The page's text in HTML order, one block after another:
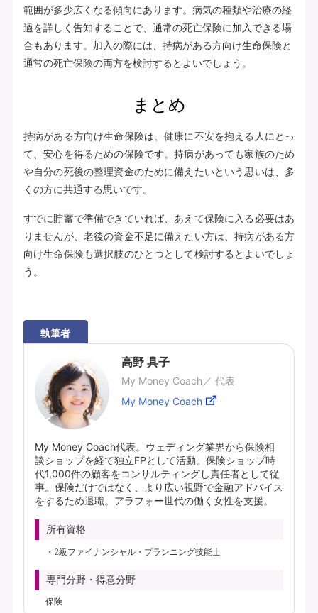
範囲が多少広くなる傾向にあります。病気の種類や治療の経
過を詳しく告知することで、通常の死亡保険に加入できる場
合もあります。加入の際には、持病がある方向け生命保険と
通常の死亡保険の両方を検討するとよいでしょう。
まとめ
持病がある方向け生命保険は、健康に不安を抱える人にとっ
て、安心を得るための保険です。持病があっても家族のため
や自分の死後の整理資金のために備えたいという思いは、多
くの方に共通する思いです。
すでに貯蓄で準備できていれば、あえて保険に入る必要はあ
りませんが、老後の資金不足に備えたい方は、持病がある方
向け生命保険も選択肢のひとつとして検討するとよいでしょ
う。
執筆者
高野 具子
My Money Coach／ 代表
My Money Coach
My Money Coach代表。ウェディング業界から保険相
談ショップを経て独立FPとして活動。保険ショップ時
代1,000件の顧客をコンサルティングし責任者として従
事。保険だけではなく、より広い視野で金融アドバイス
をするため退職。アラフォー世代の働く女性を支援。
所有資格
2級ファイナンシャル・プランニング技能士
専門分野・得意分野
保険